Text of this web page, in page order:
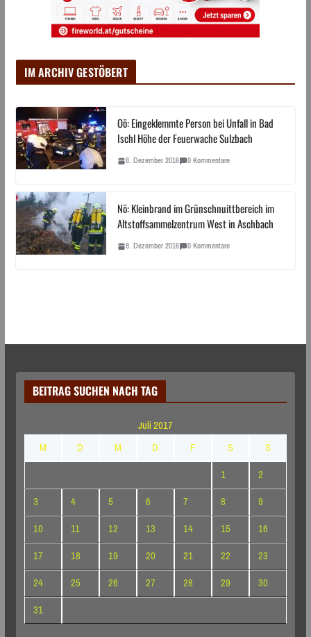
IM ARCHIV GESTÖBERT
Oö: Eingeklemmte Person bei Unfall in Bad
Ischl Höhe der Feuerwache Sulzbach
8. Dezember 2016 0 Kommentare
Nö: Kleinbrand im Grünschnuittbereich im
Altstoffsammelzentrum West in Aschbach
8. Dezember 2016 0 Kommentare
BEITRAG SUCHEN NACH TAG
Juli 2017
M
D M D F S
S
1
2
3
4 5 6 7 8
9
10
11 12 13 14 15
16
17
18 19 20 21 22
23
24
25 26 27 28 29
30
31